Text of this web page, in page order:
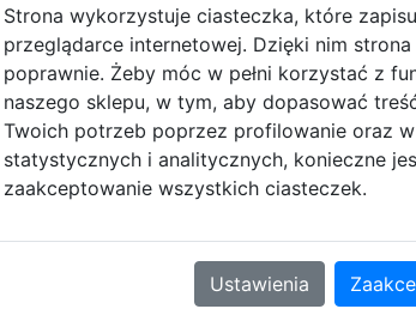
Magitek
Strona wykorzystuje ciasteczka, które
przeglądarce internetowej. Dzięki nim strona
poprawnie. Żeby móc w pełni korzystać z
naszego sklepu, w tym, aby dopasować
Twoich potrzeb poprzez profilowanie oraz
statystycznych i analitycznych, konieczne
zaakceptowanie wszystkich ciasteczek.
Ustawienia